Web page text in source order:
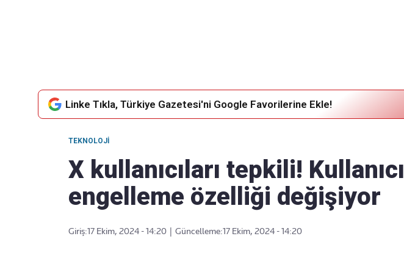
Linke Tıkla, Türkiye Gazetesi'ni Google Favorilerine Ekle!
TEKNOLOJI
X kullanıcıları tepkili! Kullanıcı
engelleme özelliği değişiyor
Giriş:17 Ekim, 2024 - 14:20 Güncelleme:17 Ekim, 2024 - 14:20